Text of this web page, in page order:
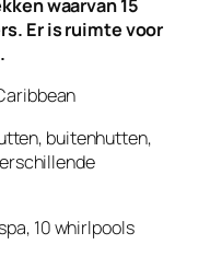
waarvan 15
Er is ruimte voor
buitenhutten,
10 whirlpools